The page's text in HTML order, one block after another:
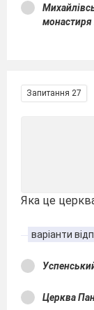
монастиря
Запитання 27
Яка це
варіанти
Церква